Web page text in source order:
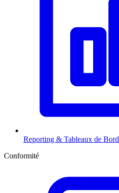
Reporting & Tableaux de Bord
Conformité